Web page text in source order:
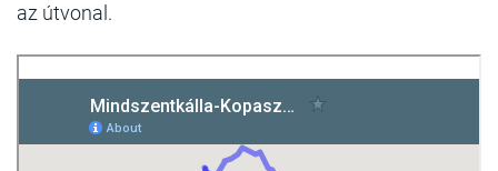
az útvonal.